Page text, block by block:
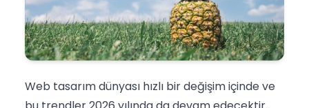
Web tasarım dünyası hızlı bir değişim içinde ve